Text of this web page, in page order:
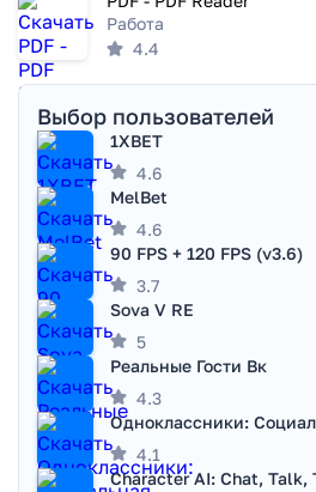
Работа
4.4
Выбор пользователей
1XBET
4.6
MelBet
4.6
90 FPS + 120 FPS (v3.6)
3.7
Sova V RE
5
Реальные Гости Вк
4.3
4.1
Character AI: Chat, Talk,